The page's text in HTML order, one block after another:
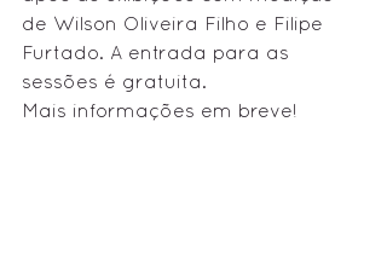
de Wilson Oliveira Filho e Filipe
Furtado. A entrada para as
sessões é gratuita.
Mais informações em breve!